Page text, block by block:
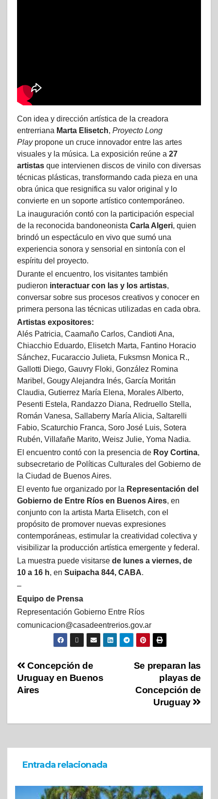
Con idea y dirección artística de la creadora
entrerriana Marta Elisetch, Proyecto Long
Playpropone un cruce innovador entre las artes
visuales y la música. La exposición reúne a 27
artistas que intervienen discos de vinilo con diversas
técnicas plásticas, transformando cada pieza en una
obra única que resignifica su valor original y lo
convierte en un soporte artístico contemporáneo.
La inauguración contó con la participación especial
de la reconocida bandoneonista Carla Algeri, quien
brindó un espectáculo en vivo que sumó una
experiencia sonora y sensorial en sintonía con el
espíritu del proyecto.
Durante el encuentro, los visitantes también
pudieron interactuar con las y los artistas,
conversar sobre sus procesos creativos y conocer en
primera persona las técnicas utilizadas en cada obra.
Artistas expositores:
Alés Patricia, Caamaño Carlos, Candioti Ana,
Chiacchio Eduardo, Elisetch Marta, Fantino Horacio
Sánchez, Fucaraccio Julieta, Fuksmsn Monica R.,
Gallotti Diego, Gauvry Floki, González Romina
Maribel, Gougy Alejandra Inés, García Moritán
Claudia, Gutierrez María Elena, Morales Alberto,
Pesenti Estela, Randazzo Diana, Redruello Stella,
Román Vanesa, Sallaberry María Alicia, Saltarelli
Fabio, Scaturchio Franca, Soro José Luis, Sotera
Rubén, Villafañe Marito, Weisz Julie, Yoma Nadia.
El encuentro contó con la presencia de Roy Cortina,
subsecretario de Políticas Culturales del Gobierno de
la Ciudad de Buenos Aires.
El evento fue organizado por la Representación del
Gobierno de Entre Ríos en Buenos Aires, en
conjunto con la artista Marta Elisetch, con el
propósito de promover nuevas expresiones
contemporáneas, estimular la creatividad colectiva y
visibilizar la producción artística emergente y federal.
La muestra puede visitarse de lunes a viernes, de
10 a 16 h, en Suipacha 844, CABA.
–
Equipo de Prensa
Representación Gobierno Entre Ríos
comunicacion@casadeentrerios.gov.ar
Se preparan las
playas de
Concepción de
Uruguay
Concepción de
Uruguay en Buenos
Aires
Entrada relacionada